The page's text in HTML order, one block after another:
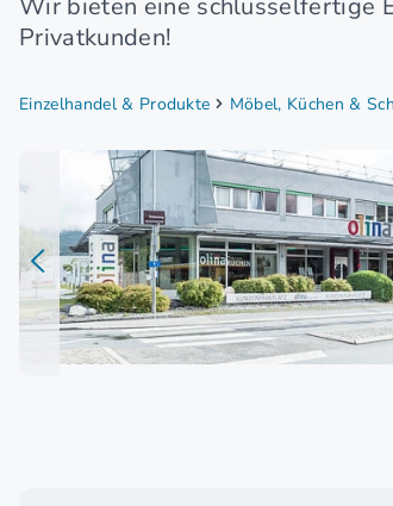
Wir bieten eine schlüsselfertige
Privatkunden!
Einzelhandel & Produkte Möbel, Küchen &